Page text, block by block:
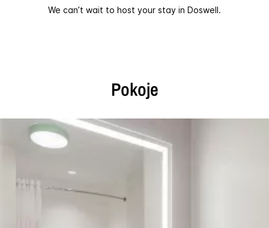
We can’t wait to host your stay in Doswell.
Pokoje